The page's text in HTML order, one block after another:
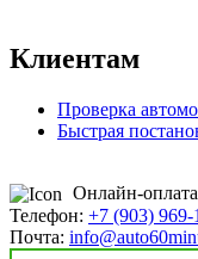
Клиентам
Проверка
Быстрая
Онлайн-оплата
Телефон: +7 (903) 969-
Почта: